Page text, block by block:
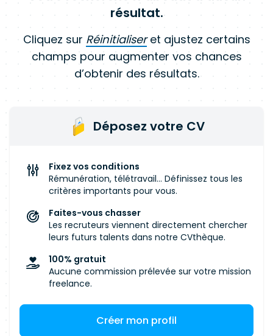
résultat.
Cliquez sur Réinitialiseret ajustez certains
champs pour augmenter vos chances
d’obtenir des résultats.
Déposez votre CV
Fixez vos conditions
Rémunération, télétravail... Définissez tous les
critères importants pour vous.
Faites-vous chasser
Les recruteurs viennent directement chercher
leurs futurs talents dans notre CVthèque.
100% gratuit
Aucune commission prélevée sur votre mission
freelance.
Créer mon profil